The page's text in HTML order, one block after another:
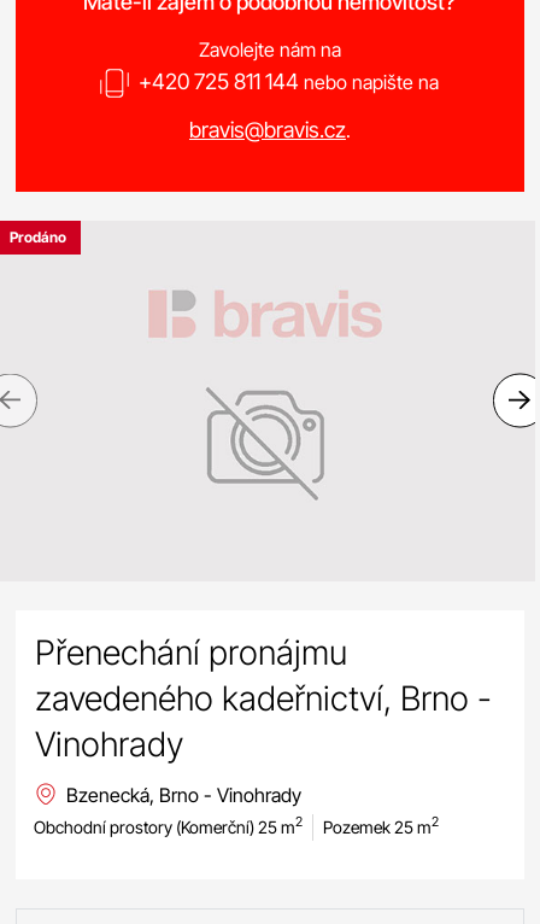
Zavolejte nám na
+420 725 811 144 nebo napište na
bravis@bravis.cz.
Prodáno
Přenechání pronájmu
zavedeného kadeřnictví, Brno -
Vinohrady
Bzenecká, Brno - Vinohrady
Obchodní prostory (Komerční) 25 m2 Pozemek 25 m2